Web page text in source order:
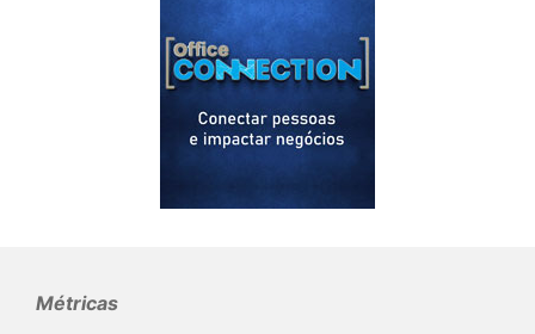
Métricas